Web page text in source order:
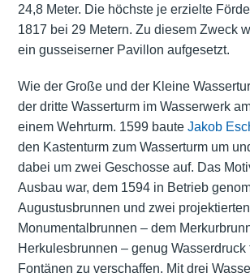
24,8 Meter. Die höchste je erzielte
1817 bei 29 Metern. Zu diesem Zweck
ein gusseiserner Pavillon aufgesetzt.
Wie der Große und der Kleine
der dritte Wasserturm im Wasserwerk
einem Wehrturm. 1599 baute Jakob
den Kastenturm zum Wasserturm um
dabei um zwei Geschosse auf. Das
Ausbau war, dem 1594 in Betrieb
Augustusbrunnen und zwei projektierten
Monumentalbrunnen – dem
Herkulesbrunnen – genug Wasserdruck
Fontänen zu verschaffen. Mit drei